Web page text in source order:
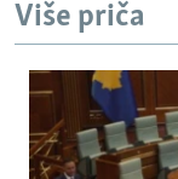
Više priča